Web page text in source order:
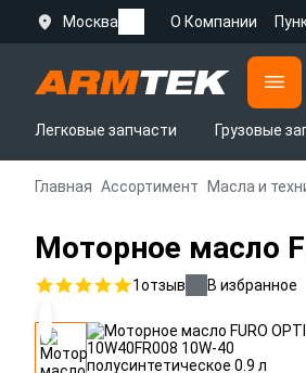
Москва О Компании
Легковые запчасти
Грузовые
Главная Ассортимент Масла и
Моторное масло
1отзыв В избранное